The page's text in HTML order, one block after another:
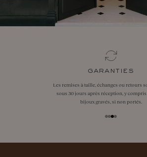
garanties
Les remises à taille, échanges ou retours
sous 30 jours après réception, y
bijoux gravés, si non portés.